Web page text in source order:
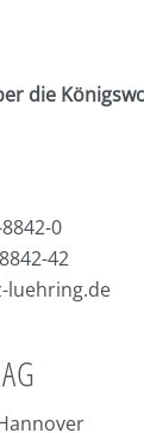
die
0
42
luehring.de